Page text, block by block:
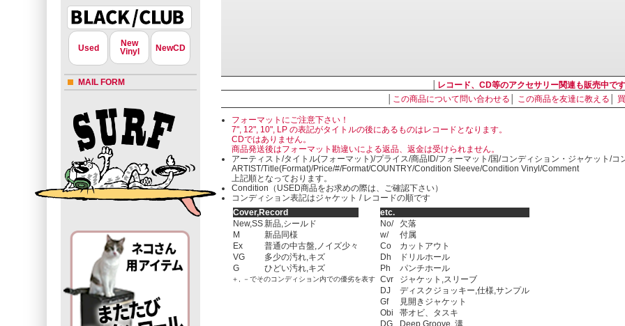
Used
New
Vinyl
NewCD
MAIL FORM レコード、CD等のアクセサリー関連も販売中です
この商品について問い合わせる この商品を友達に教える
フォーマットにご注意下さい！
7", 12", 10", LP の表記がタイトルの後にあるものはレコードとなります。
CDではありません。
商品発送後はフォーマット勘違いによる返品、返金は受けられません。
アーティスト/タイトル(フォーマット)/プライス/商品ID/フォーマット/国/コンディション・ジャケット/コ
ARTIST/Title(Format)/Price/#/Format/COUNTRY/Condition Sleeve/Condition Vinyl/Comment
上記順となっております。
Condition（USED商品をお求めの際は、ご確認下さい）
コンディション表記はジャケット / レコードの順です
Cover,Record
New,SS新品,シールド
M
新品同様
Ex
普通の中古盤,ノイズ少々
VG
多少の汚れ,キズ
G
ひどい汚れ,キズ
＋, －でそのコンディション内での優劣を表す
etc.
No/
欠落
w/
付属
Co
カットアウト
Dh
ドリルホール
Ph
パンチホール
Cvr
ジャケット,スリーブ
DJ
ディスクジョッキー,仕様,サンプル
Gf
見開きジャケット
Obi
帯オビ、タスキ
DG
Deep Groove, 溝